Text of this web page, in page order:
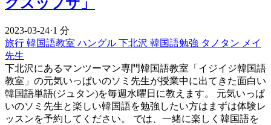
2023-03-24·1 分
旅行 韓国語教室 ハングル 下北沢 韓国語勉強 タノタン メイ
先生
下北沢にあるマンツーマン専門韓国語教室「イジイジ韓国語
教室」の元気いっぱいのソミ先生が授業中に出てきた面白い
韓国語単語(ジュタン)を毎週水曜日に教えます。 元気いっぱ
いのソミ先生と楽しい韓国語を勉強したい方はまずは体験レ
ッスンを予約してください。 では、一緒に楽しく韓国語を